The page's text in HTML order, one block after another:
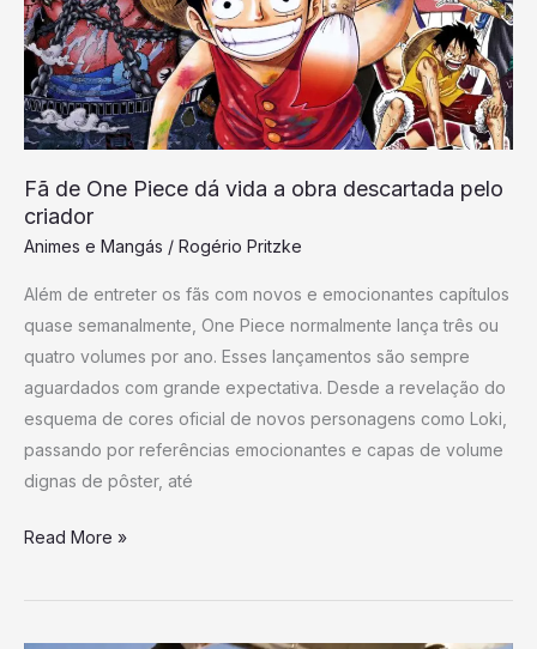
Fã de One Piece dá vida a obra descartada pelo
criador
Animes e Mangás / Rogério Pritzke
Além de entreter os fãs com novos e emocionantes capítulos
quase semanalmente, One Piece normalmente lança três ou
quatro volumes por ano. Esses lançamentos são sempre
aguardados com grande expectativa. Desde a revelação do
esquema de cores oficial de novos personagens como Loki,
passando por referências emocionantes e capas de volume
dignas de pôster, até
dá
vida
obra
descartada
criador
Read More »